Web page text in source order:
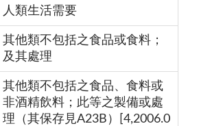
人類生活需要
其他類不包括之食品或食料；
及其處理
其他類不包括之食品、食料或
非酒精飲料；此等之製備或處
理（其保存見A23B）[4,2006.0